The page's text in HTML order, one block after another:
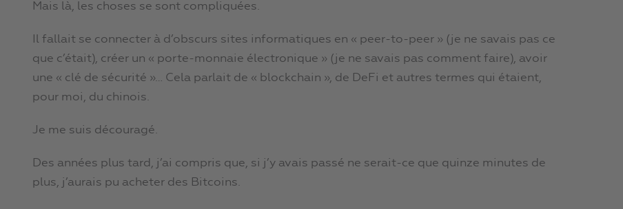
Mais là, les choses se sont compliquées.
Il fallait se connecter à d’obscurs sites informatiques en « peer-to-peer » (je ne savais pas ce
que c’était), créer un « porte-monnaie électronique » (je ne savais pas comment faire), avoir
une « clé de sécurité »… Cela parlait de « blockchain », de DeFi et autres termes qui étaient,
pour moi, du chinois.
Je me suis découragé.
Des années plus tard, j’ai compris que, si j’y avais passé ne serait-ce que quinze minutes de
plus, j’aurais pu acheter des Bitcoins.